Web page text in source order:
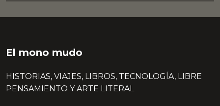
El mono mudo
HISTORIAS, VIAJES, LIBROS, TECNOLOGÍA, LIBRE
PENSAMIENTO Y ARTE LITERAL